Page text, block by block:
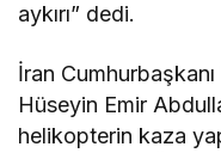
aykırı” dedi.
İran
Hüseyin Emir
helikopterin kaza